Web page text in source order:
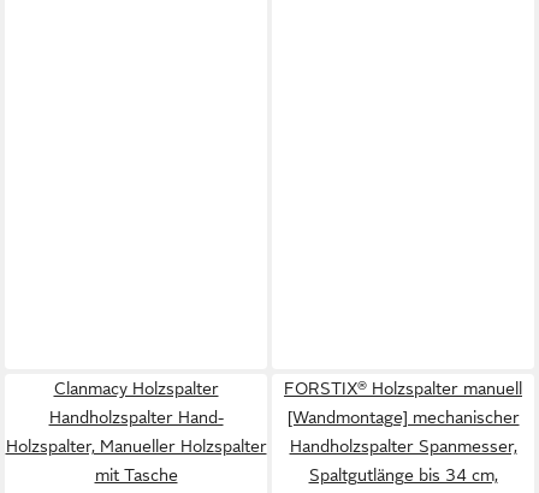
Clanmacy Holzspalter
Handholzspalter Hand-
Holzspalter, Manueller Holzspalter
mit Tasche
FORSTIX® Holzspalter manuell
[Wandmontage] mechanischer
Handholzspalter Spanmesser,
Spaltgutlänge bis 34 cm,